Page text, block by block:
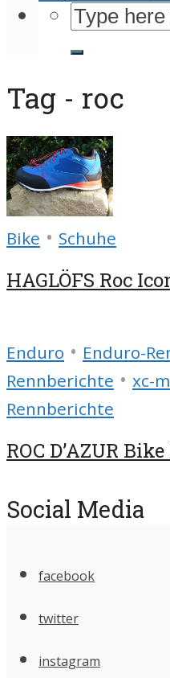
Tag - roc
Bike • Schuhe
HAGLÖFS Roc
Enduro • Enduro-
Rennberichte • xc-
Rennberichte
ROC D’AZUR
Social Media
facebook
twitter
instagram